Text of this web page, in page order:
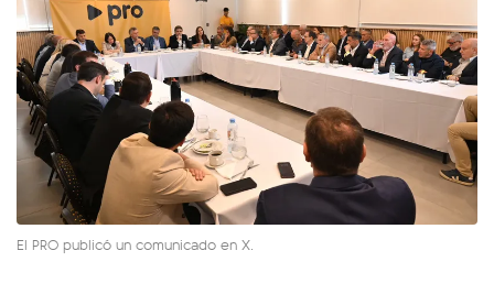
El PRO publicó un comunicado en X.